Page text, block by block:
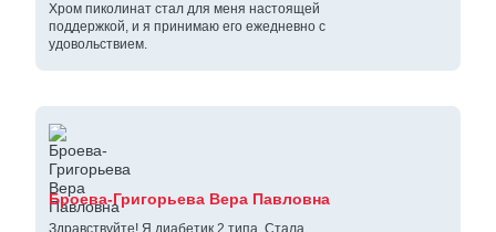
Хром пиколинат стал для меня настоящей
поддержкой, и я принимаю его ежедневно с
удовольствием.
Броева-Григорьева Вера Павловна
Здравствуйте! Я диабетик 2 типа. Стала